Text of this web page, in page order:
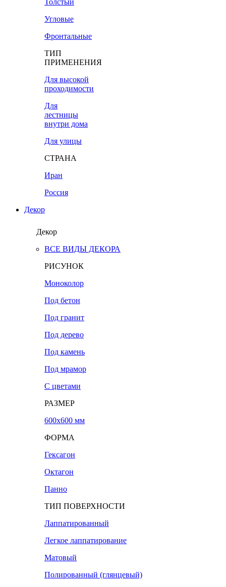
Толстый
Угловые
Фронтальные
ТИП
ПРИМЕНЕНИЯ
Для высокой
проходимости
Для
лестницы
внутри дома
Для улицы
СТРАНА
Иран
Россия
Декор
Декор
ВСЕ ВИДЫ ДЕКОРА
РИСУНОК
Моноколор
Под бетон
Под гранит
Под дерево
Под камень
Под мрамор
С цветами
РАЗМЕР
600х600 мм
ФОРМА
Гексагон
Октагон
Панно
ТИП ПОВЕРХНОСТИ
Лаппатированный
Легкое лаппатирование
Матовый
Полированный (глянцевый)